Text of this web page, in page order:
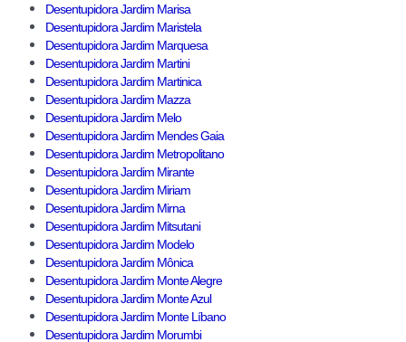
Desentupidora Jardim Marisa
Desentupidora Jardim Maristela
Desentupidora Jardim Marquesa
Desentupidora Jardim Martini
Desentupidora Jardim Martinica
Desentupidora Jardim Mazza
Desentupidora Jardim Melo
Desentupidora Jardim Mendes Gaia
Desentupidora Jardim Metropolitano
Desentupidora Jardim Mirante
Desentupidora Jardim Miriam
Desentupidora Jardim Mirna
Desentupidora Jardim Mitsutani
Desentupidora Jardim Modelo
Desentupidora Jardim Mônica
Desentupidora Jardim Monte Alegre
Desentupidora Jardim Monte Azul
Desentupidora Jardim Monte Líbano
Desentupidora Jardim Morumbi